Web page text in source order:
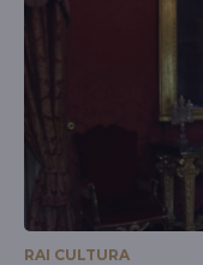
RAI CULTURA